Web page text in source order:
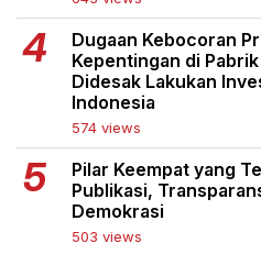
Dugaan Kebocoran
Kepentingan di
Didesak Lakukan
Indonesia
574 views
Pilar Keempat yang
Publikasi,
Demokrasi
503 views